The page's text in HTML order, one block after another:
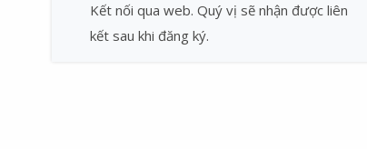
Kết nối qua web. Quý vị sẽ nhận được liên
kết sau khi đăng ký.